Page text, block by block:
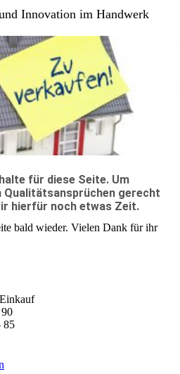
Innovation im Handwerk
für diese Seite. Um
Qualitätsansprüchen gerecht
hierfür noch etwas Zeit.
bald wieder. Vielen Dank für ihr
85